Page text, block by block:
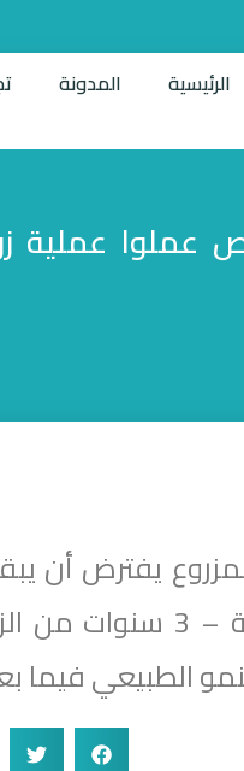
الرئيسية المدونة
عملية
يفترض أن
تساقطه بعد سنة –
الطبيعي فيما